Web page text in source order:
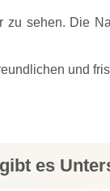
sehen. Die
und
es